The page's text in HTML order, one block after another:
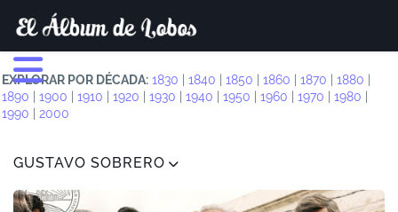
EXPLORAR POR DÉCADA: 1830 1840 1850 1860 1870 1880
1890
1900 1910 1920 1930 1940 1950 1960 1970 1980
1990
2000
GUSTAVO SOBRERO